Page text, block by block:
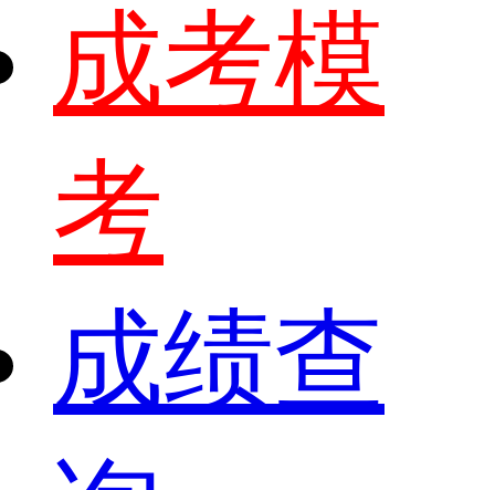
成考模
考
成绩查